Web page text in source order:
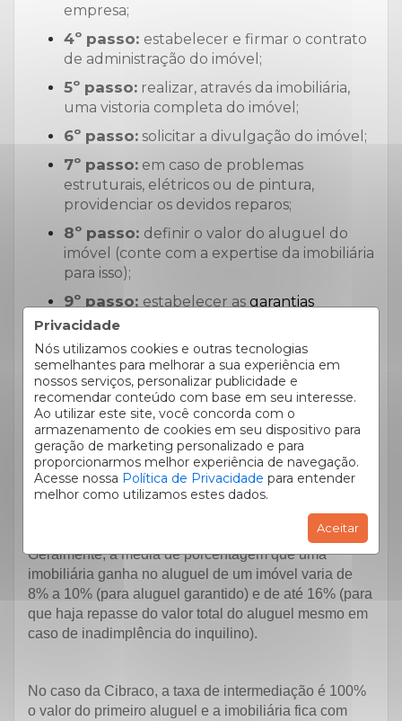
Privacidade
Nós utilizamos cookies e outras tecnologias
semelhantes para melhorar a sua experiência em
nossos serviços, personalizar publicidade e
recomendar conteúdo com base em seu interesse.
Ao utilizar este site, você concorda com o
armazenamento de cookies em seu dispositivo para
geração de marketing personalizado e para
proporcionarmos melhor experiência de navegação.
Acesse nossa Política de Privacidade para entender
melhor como utilizamos estes dados.
Aceitar
empresa;
4º passo: estabelecer e firmar o contrato
de administração do imóvel;
5º passo: realizar, através da imobiliária,
uma vistoria completa do imóvel;
6º passo: solicitar a divulgação do imóvel;
7º passo: em caso de problemas
estruturais, elétricos ou de pintura,
providenciar os devidos reparos;
8º passo: definir o valor do aluguel do
imóvel (conte com a expertise da imobiliária
para isso);
9º passo: estabelecer as garantias
locatícias
10º passo:aguardar pelos interessados;
11º passo:lançamento da proposta;
12º passo:elaboração do contrato;
13º passo: assinatura do contrato.
Qual a porcentagem da
Geralmente, a média de porcentagem que uma
imobiliária ganha no aluguel de um imóvel varia de
8% a 10% (para aluguel garantido) e de até 16% (para
que haja repasse do valor total do aluguel mesmo em
caso de inadimplência do inquilino).
No caso da Cibraco, a taxa de intermediação é 100%
o valor do primeiro aluguel e a imobiliária fica com